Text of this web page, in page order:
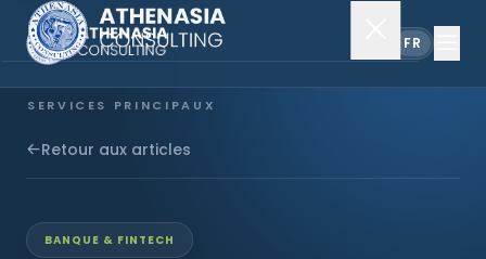
FR
SERVICES PRINCIPAUX
Constitution de société
Retour aux articles
BANQUE & FINTECH